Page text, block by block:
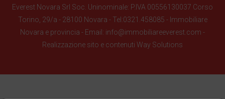
Everest Novara Srl Soc. Uninominale: P.IVA 00556130037 Corso
Torino, 29/a - 28100 Novara - Tel:0321.458085 - Immobiliare
Novara e provincia - Email: info@immobiliareeverest.com -
Realizzazione sito e contenuti Way Solutions